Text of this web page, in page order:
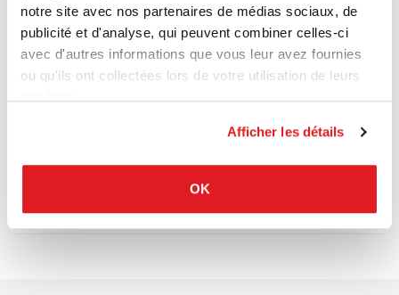
notre site avec nos partenaires de médias sociaux, de
publicité et d'analyse, qui peuvent combiner celles-ci
avec d'autres informations que vous leur avez fournies
ou qu'ils ont collectées lors de votre utilisation de leurs
Afficher les détails
OK
Collection de chaises, fauteuils et tabourets à coque en thermo
polymère
ou fibre de verre rembourrée.